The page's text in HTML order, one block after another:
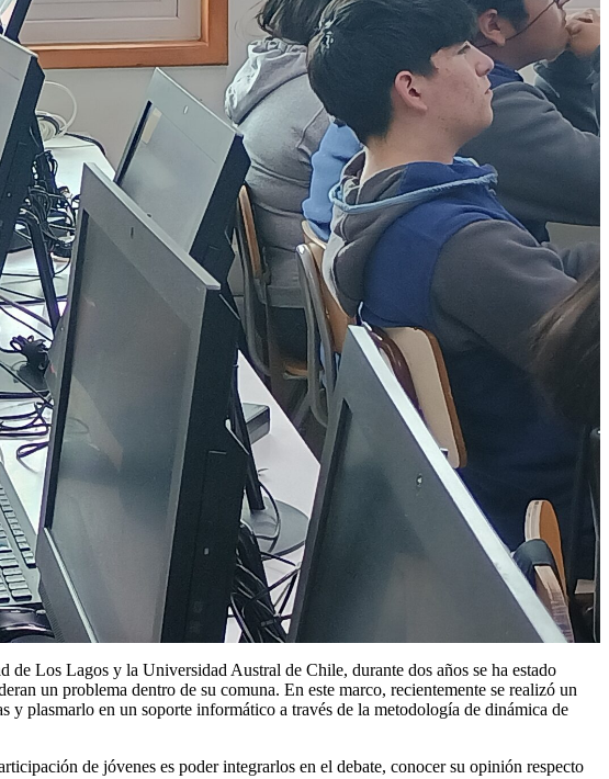
Los Lagos y la Universidad Austral de Chile, durante dos años se ha estado
un problema dentro de su comuna. En este marco, recientemente se realizó un
plasmarlo en un soporte informático a través de la metodología de dinámica de
de jóvenes es poder integrarlos en el debate, conocer su opinión respecto